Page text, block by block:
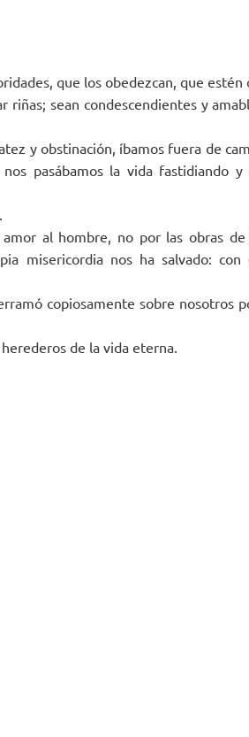
que los obedezcan, que estén
sean condescendientes y
y obstinación, íbamos fuera de
pasábamos la vida fastidiando y
al hombre, no por las obras
misericordia nos ha salvado:
copiosamente sobre nosotros
de la vida eterna.